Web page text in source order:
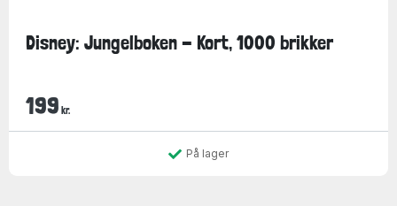
Disney: Jungelboken - Kort, 1000 brikker
199 kr.
På lager